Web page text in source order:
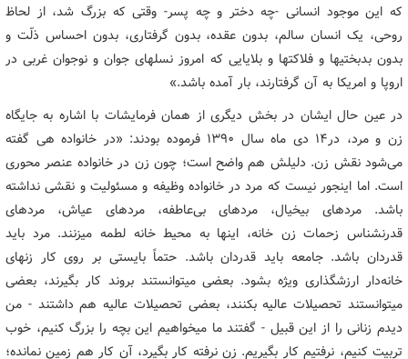
که این موجود انسانی -چه دختر و چه پسر- وقتی که بزرگ شد، از لحاظ
روحی، یک انسان سالم، بدون عقده، بدون گرفتاری، بدون احساس ذلّت و
بدون بدبختیها و فلاکتها و بلایایی که امروز نسلهای جوان و نوجوان غربی در
اروپا و امریکا به آن گرفتارند، بار آمده باشد.»
در عین حال ایشان در بخش دیگری از همان فرمایشات با اشاره به جایگاه
زن و مرد، در۱۴ دی ماه سال ۱۳۹۰ فرموده بودند: «در خانواده هی گفته
می‌شود نقش زن. دلیلش هم واضح است؛ چون زن در خانواده عنصر محوری
است. اما اینجور نیست که مرد در خانواده وظیفه و مسئولیت و نقشی نداشته
باشد. مردهای بیخیال، مردهای بی‌عاطفه، مردهای عیاش، مردهای
قدرنشناس زحمات زن خانه، اینها به محیط خانه لطمه میزنند. مرد باید
قدردان باشد. جامعه باید قدردان باشد. حتماً بایستی بر روی کار زنهای
خانه‌دار ارزشگذاری ویژه بشود. بعضی میتوانستند بروند کار بگیرند، بعضی
میتوانستند تحصیلات عالیه بکنند، بعضی تحصیلات عالیه هم داشتند - من
دیدم زنانی را از این قبیل - گفتند ما میخواهیم این بچه را بزرگ کنیم، خوب
تربیت کنیم، نرفتیم کار بگیریم. زن نرفته کار بگیرد، آن کار هم زمین نمانده؛